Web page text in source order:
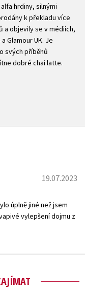
hrdiny, silnými
k překladu více
a objevily se v médiích,
Glamour UK. Je
svých příběhů
dobré chai latte.
19.07.2023
úplně jiné než jsem
vylepšení dojmu z